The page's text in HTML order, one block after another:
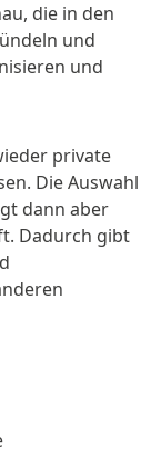
die in den
und
und
private
Die Auswahl
dann aber
Dadurch gibt